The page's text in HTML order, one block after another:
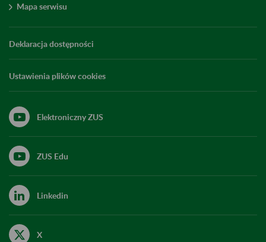
Mapa serwisu
Deklaracja dostępności
Ustawienia plików cookies
Elektroniczny ZUS
ZUS Edu
Linkedin
X